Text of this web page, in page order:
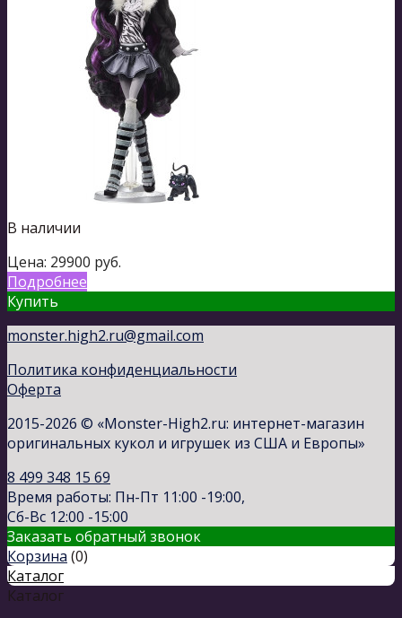
В наличии
Цена: 29900 руб.
Подробнее
Купить
monster.high2.ru@gmail.com
Политика конфиденциальности
Оферта
2015-2026 © «Monster-High2.ru: интернет-магазин
оригинальных кукол и игрушек из США и Европы»
8 499 348 15 69
Время работы: Пн-Пт 11:00 -19:00,
Сб-Вс 12:00 -15:00
Заказать обратный звонок
Корзина (0)
Каталог
Каталог